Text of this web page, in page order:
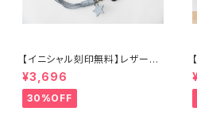
【イニシャル刻印無料】レザース
マホストラップ ブルー
¥3,696
30%OFF